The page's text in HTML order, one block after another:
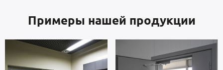
Примеры нашей продукции